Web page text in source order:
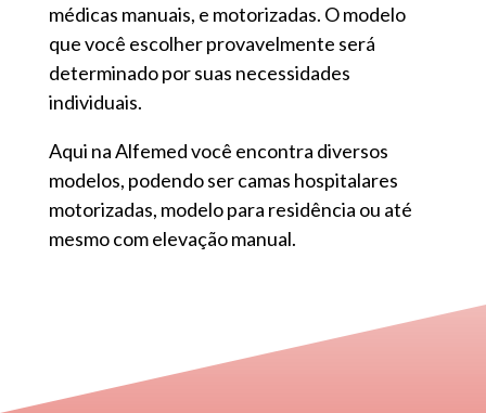
médicas manuais, e motorizadas. O modelo
que você escolher provavelmente será
determinado por suas necessidades
individuais.
Aqui na Alfemed você encontra diversos
modelos, podendo ser camas hospitalares
motorizadas, modelo para residência ou até
mesmo com elevação manual.